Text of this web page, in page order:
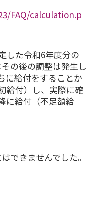
FAQ/calculation.p
した令和6年度分の
の後の調整は発生し
に給付をすることか
給付）し、実際に確
に給付（不足額給
できませんでした。